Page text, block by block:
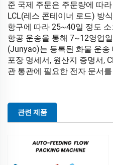
준 국제 주문은 주문량에 따
LCL(레스 콘테이너 로드) 방
항구에 따라 25~40일 정도
항공 운송을 통해 7~12영업
(Junyao)는 등록된 화물 운
포장 명세서, 원산지 증명서,
관 통관에 필요한 전자 문서
관련 제품